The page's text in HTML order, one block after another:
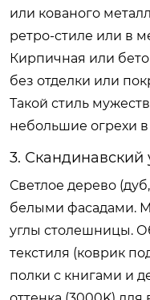
или кованого
ретро-стиле или в
Кирпичная или
без отделки или
Такой стиль
небольшие огрехи
3. Скандинавский
Светлое дерево
белыми фасадами.
углы столешницы.
текстиля (коврик
полки с книгами и